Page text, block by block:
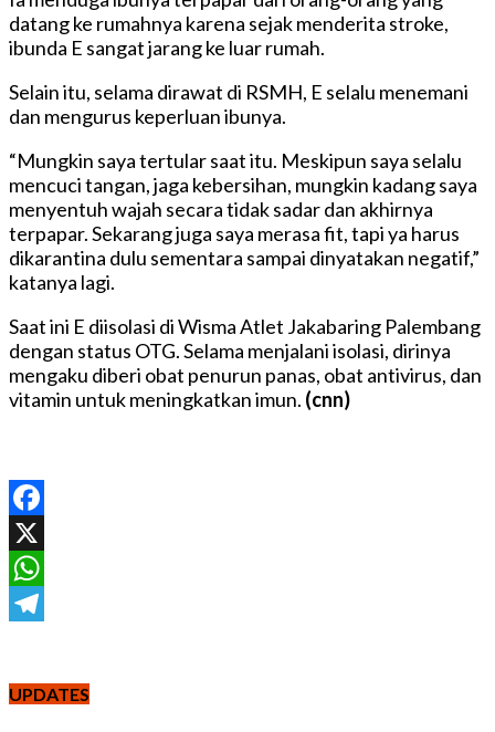
datang ke rumahnya karena sejak menderita stroke,
ibunda E sangat jarang ke luar rumah.
Selain itu, selama dirawat di RSMH, E selalu menemani
dan mengurus keperluan ibunya.
“Mungkin saya tertular saat itu. Meskipun saya selalu
mencuci tangan, jaga kebersihan, mungkin kadang saya
menyentuh wajah secara tidak sadar dan akhirnya
terpapar. Sekarang juga saya merasa fit, tapi ya harus
dikarantina dulu sementara sampai dinyatakan negatif,”
katanya lagi.
Saat ini E diisolasi di Wisma Atlet Jakabaring Palembang
dengan status OTG. Selama menjalani isolasi, dirinya
mengaku diberi obat penurun panas, obat antivirus, dan
vitamin untuk meningkatkan imun. (cnn)
Facebook
X
WhatsApp
UPDATES